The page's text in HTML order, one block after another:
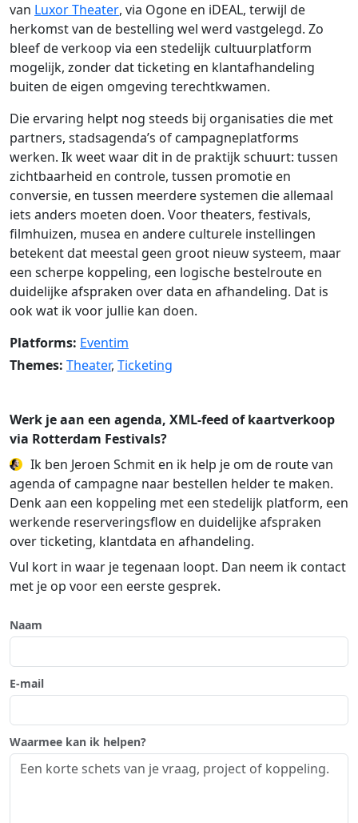
van Luxor Theater, via Ogone en iDEAL, terwijl de
herkomst van de bestelling wel werd vastgelegd. Zo
bleef de verkoop via een stedelijk cultuurplatform
mogelijk, zonder dat ticketing en klantafhandeling
buiten de eigen omgeving terechtkwamen.
Die ervaring helpt nog steeds bij organisaties die met
partners, stadsagenda’s of campagneplatforms
werken. Ik weet waar dit in de praktijk schuurt: tussen
zichtbaarheid en controle, tussen promotie en
conversie, en tussen meerdere systemen die allemaal
iets anders moeten doen. Voor theaters, festivals,
filmhuizen, musea en andere culturele instellingen
betekent dat meestal geen groot nieuw systeem, maar
een scherpe koppeling, een logische bestelroute en
duidelijke afspraken over data en afhandeling. Dat is
ook wat ik voor jullie kan doen.
Platforms: Eventim
Themes: Theater, Ticketing
Werk je aan een agenda, XML-feed of kaartverkoop
via Rotterdam Festivals?
Ik ben Jeroen Schmit en ik help je om de route van
agenda of campagne naar bestellen helder te maken.
Denk aan een koppeling met een stedelijk platform, een
werkende reserveringsflow en duidelijke afspraken
over ticketing, klantdata en afhandeling.
Vul kort in waar je tegenaan loopt. Dan neem ik contact
met je op voor een eerste gesprek.
Naam
E-mail
Waarmee kan ik helpen?